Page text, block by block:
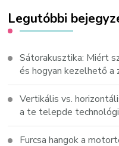
Legutóbbi
Sátorakusztika: Miért
és hogyan kezelhető a
Vertikális vs.
a te telepde
Furcsa hangok a